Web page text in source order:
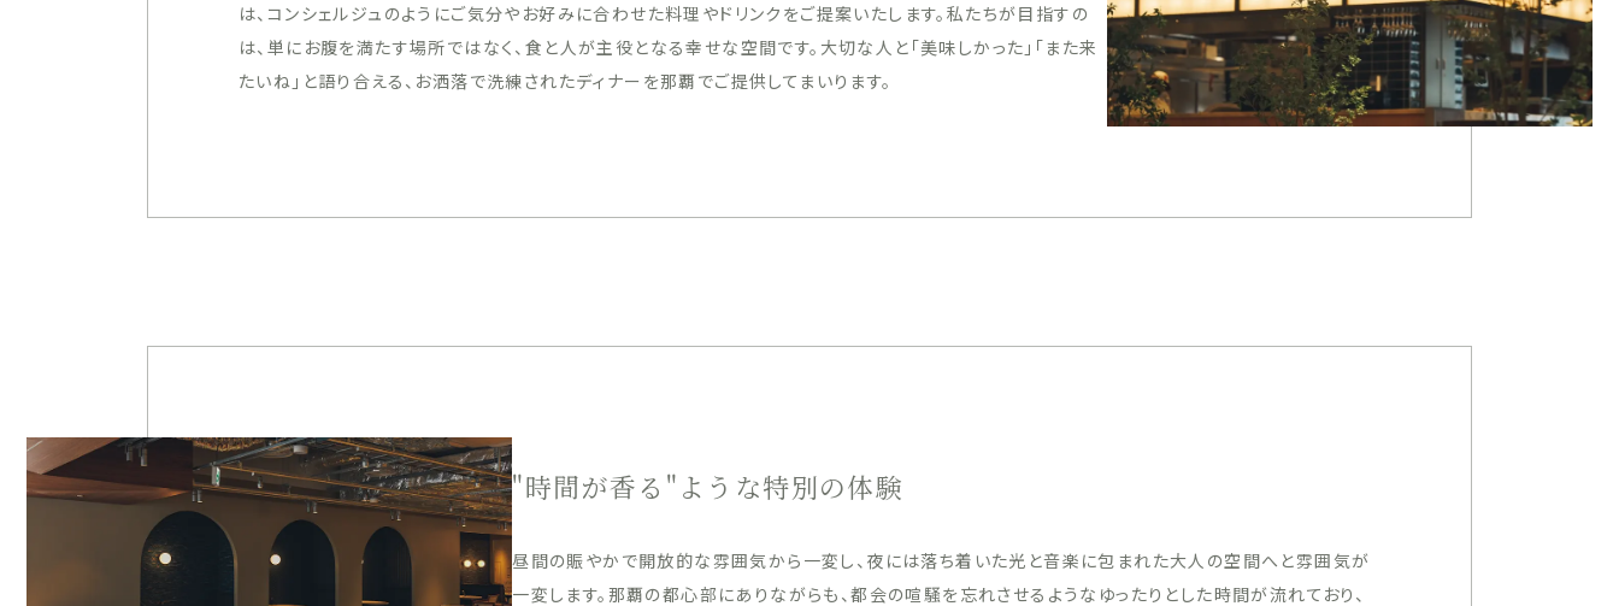
は、コンシェルジュのようにご気分やお好みに合わせた料理やドリンクをご提案いたします。私たちが目指すの
は、単にお腹を満たす場所ではなく、食と人が主役となる幸せな空間です。大切な人と「美味しかった」「また来
たいね」と語り合える、お洒落で洗練されたディナーを那覇でご提供してまいります。
"時間が香る"ような特別の体験
昼間の賑やかで開放的な雰囲気から一変し、夜には落ち着いた光と音楽に包まれた大人の空間へと雰囲気が
一変します。那覇の都心部にありながらも、都会の喧騒を忘れさせるようなゆったりとした時間が流れており、